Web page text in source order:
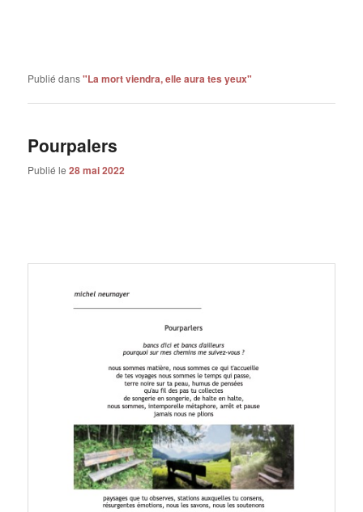
Publié dans"La mort viendra, elle aura tes yeux"
Pourpalers
Publié le28 mai 2022